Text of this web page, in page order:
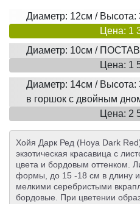
Диаметр: 12см /
Цена: 1
Диаметр: 10см /
Цена: 1
Диаметр: 14см / Высота:
в горшок с двойным
Цена: 2
Хойя Дарк Ред (Hoya Dark
экзотическая красавица с
цвета и бордовым оттенком.
формы, до 15 -18 см в длину
мелкими серебристыми
бордовые. При цветении